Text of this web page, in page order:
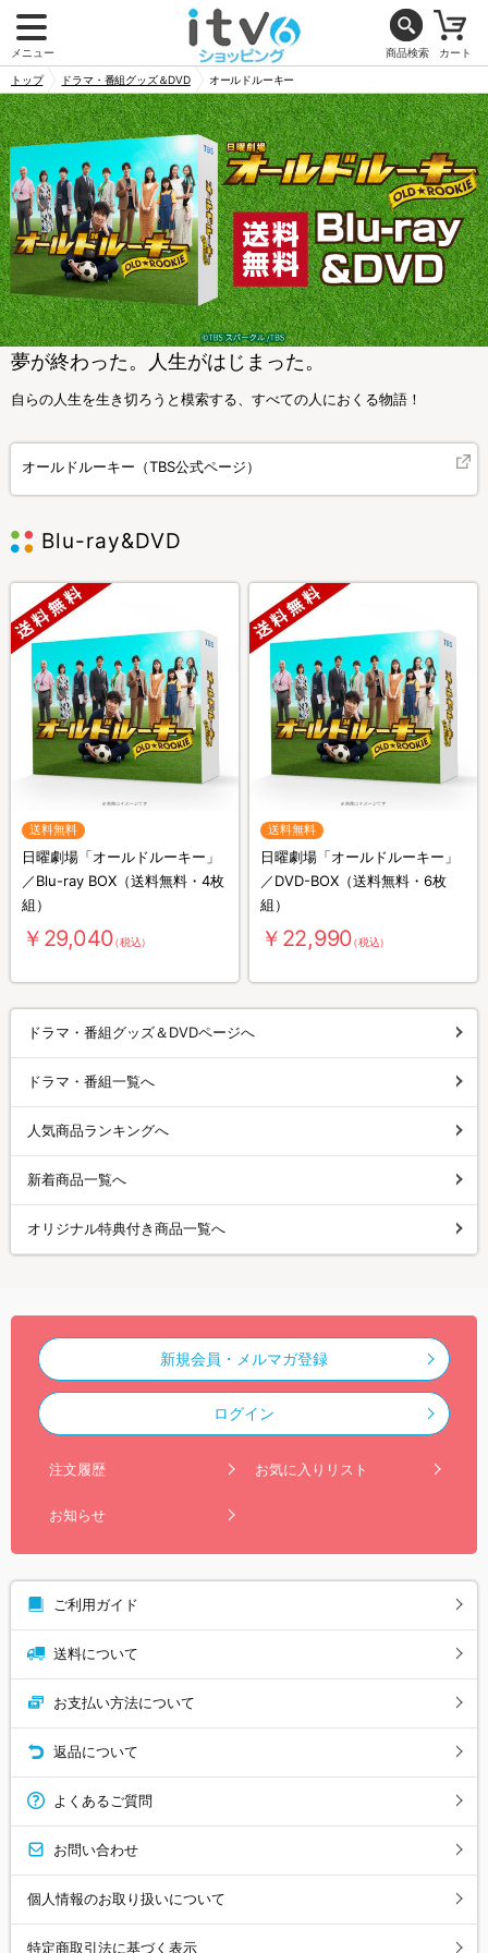
メニュー 商品検索 カート
トップ ドラマ・番組グッズ＆DVD オールドルーキー
夢が終わった。人生がはじまった。
自らの人生を生き切ろうと模索する、すべての人におくる物語！
オールドルーキー（TBS公式ページ）
Blu-ray&DVD
送料無料
日曜劇場「オールドルーキー」
／Blu-ray BOX（送料無料・4枚
組）
￥29,040（税込）
送料無料
日曜劇場「オールドルーキー」
／DVD-BOX（送料無料・6枚
組）
￥22,990（税込）
ドラマ・番組グッズ＆DVDページへ
ドラマ・番組一覧へ
人気商品ランキングへ
新着商品一覧へ
オリジナル特典付き商品一覧へ
新規会員・メルマガ登録
ログイン
注文履歴 お気に入りリスト
お知らせ
ご利用ガイド
送料について
お支払い方法について
返品について
よくあるご質問
お問い合わせ
個人情報のお取り扱いについて
特定商取引法に基づく表示